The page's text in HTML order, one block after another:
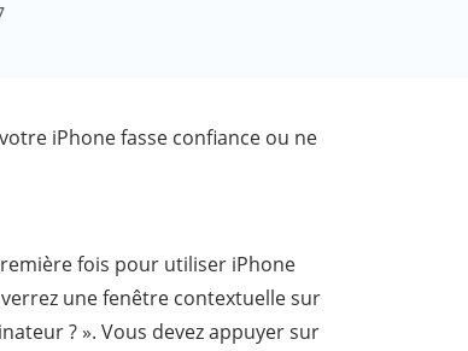
iPhone fasse confiance ou ne
fois pour utiliser iPhone
une fenêtre contextuelle sur
? ». Vous devez appuyer sur